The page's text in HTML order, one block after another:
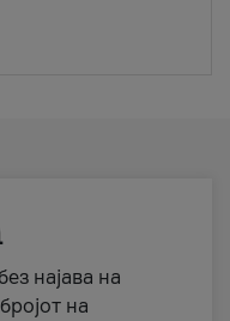
најава на
на